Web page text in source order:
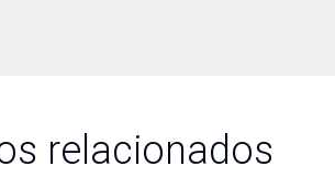
relacionados